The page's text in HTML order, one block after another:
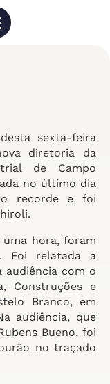
sexta-feira
diretoria da
de Campo
no último dia
recorde e foi
hora, foram
Foi relatada a
audiência com o
Construções e
Branco, em
audiência, que
Bueno, foi
no traçado